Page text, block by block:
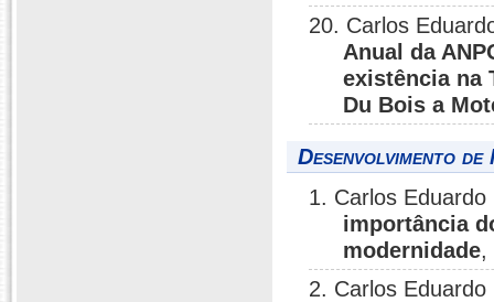
20. Carlos
Anual da
existência na
Du Bois a
Desenvolvimento
1. Carlos
importância
modernidade,
2. Carlos